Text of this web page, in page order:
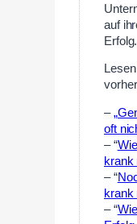
auf
Erfolg.
–
oft
– “
krank
– “
krank
– “